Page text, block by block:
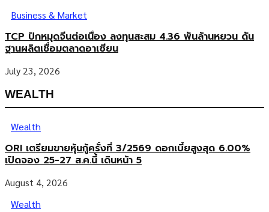
Business & Market
TCP ปักหมุดจีนต่อเนื่อง ลงทุนสะสม 4.36 พันล้านหยวน ดัน
ฐานผลิตเชื่อมตลาดอาเซียน
July 23, 2026
WEALTH
Wealth
ORI เตรียมขายหุ้นกู้ครั้งที่ 3/2569 ดอกเบี้ยสูงสุด 6.00%
เปิดจอง 25-27 ส.ค.นี้ เดินหน้า 5
August 4, 2026
Wealth